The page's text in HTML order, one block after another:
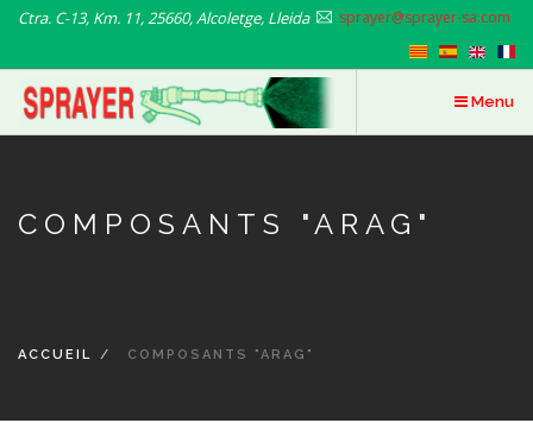
Aller
contenu
principal
Ctra. C-13, Km. 11, 25660, Alcoletge, Lleida sprayer@sprayer-sa.com
Menu
COMPOSANTS "ARAG"
ACCUEIL COMPOSANTS "ARAG"